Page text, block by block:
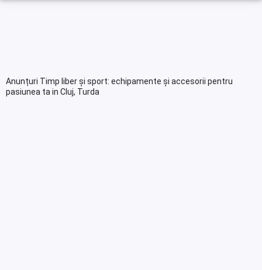
Anunțuri Timp liber și sport: echipamente și accesorii pentru
pasiunea ta in Cluj, Turda